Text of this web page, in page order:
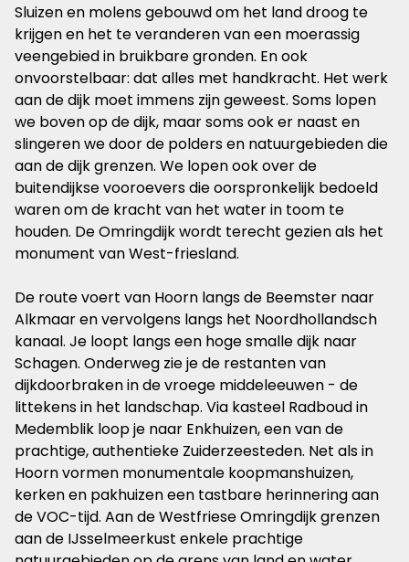
Sluizen en molens gebouwd om het land droog te
krijgen en het te veranderen van een moerassig
veengebied in bruikbare gronden. En ook
onvoorstelbaar: dat alles met handkracht. Het werk
aan de dijk moet immens zijn geweest. Soms lopen
we boven op de dijk, maar soms ook er naast en
slingeren we door de polders en natuurgebieden die
aan de dijk grenzen. We lopen ook over de
buitendijkse vooroevers die oorspronkelijk bedoeld
waren om de kracht van het water in toom te
houden. De Omringdijk wordt terecht gezien als het
monument van West-friesland.
De route voert van Hoorn langs de Beemster naar
Alkmaar en vervolgens langs het Noordhollandsch
kanaal. Je loopt langs een hoge smalle dijk naar
Schagen. Onderweg zie je de restanten van
dijkdoorbraken in de vroege middeleeuwen - de
littekens in het landschap. Via kasteel Radboud in
Medemblik loop je naar Enkhuizen, een van de
prachtige, authentieke Zuiderzeesteden. Net als in
Hoorn vormen monumentale koopmanshuizen,
kerken en pakhuizen een tastbare herinnering aan
de VOC-tijd. Aan de Westfriese Omringdijk grenzen
aan de IJsselmeerkust enkele prachtige